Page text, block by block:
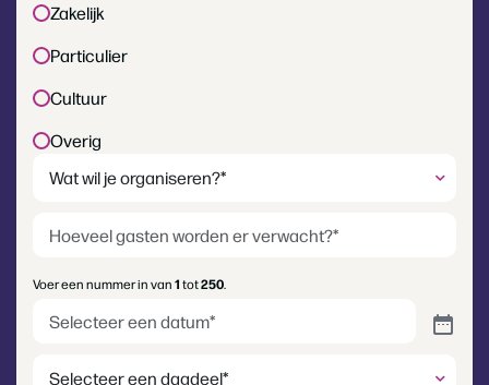
TypeZakelijk
Particulier
Cultuur
Overig
organiseren?
gasten
er
verwacht?
Voer een nummer in van1tot250.